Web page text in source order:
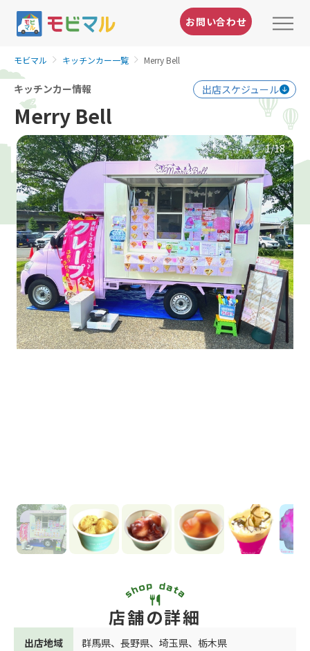
お問い合わせ
モビマル キッチンカー一覧 Merry Bell
キッチンカー情報 出店スケジュール
Merry Bell
1/18
店舗の詳細
出店地域 群馬県、 長野県、 埼玉県、 栃木県